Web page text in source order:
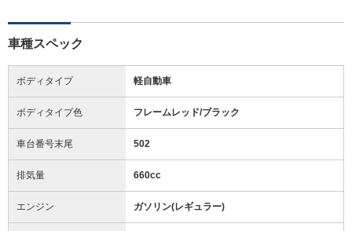
車種スペック
ボディタイプ 軽自動車
ボディタイプ色 フレームレッド/ブラック
車台番号末尾 502
排気量 660cc
エンジン ガソリン(レギュラー)